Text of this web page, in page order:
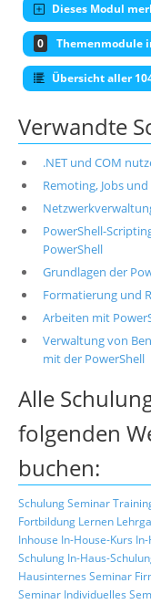
Dieses Modul
0 Themenmodule
Übersicht aller
Verwandte
.NET und COM
Remoting, Jobs
PowerShell-
PowerShell
Grundlagen der
Formatierung und
Arbeiten mit
Verwaltung von
mit der PowerShell
Alle
folgenden
buchen:
SchulungSeminar
Fortbildung Lernen
Inhouse In-House-Kurs
Schulung In-Haus-
Hausinternes Seminar
Seminar Individuelles